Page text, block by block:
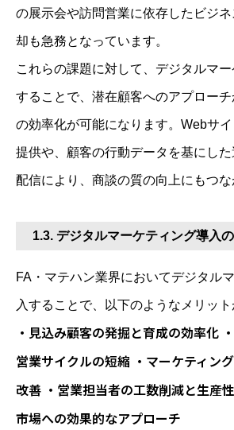
の展示会や訪問営業に依存したビジ
却も急務となっています。
これらの課題に対して、デジタルマ
することで、潜在顧客へのアプロー
の効率化が可能になります。Webサ
提供や、顧客の行動データを基にし
配信により、商談の質の向上にもつな
1.3. デジタルマーケティング導入
FA・マテハン業界においてデジタル
入することで、以下のようなメリット
・見込み顧客の発掘と育成の効率化
営業サイクルの短縮 ・マーケティン
改善 ・営業担当者の工数削減と生産
市場への効果的なアプローチ